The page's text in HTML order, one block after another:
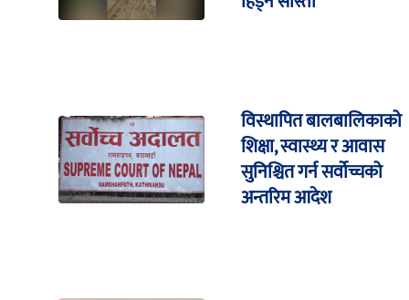
विस्थापित बालबालिकाको
शिक्षा, स्वास्थ्य र आवास
सुनिश्चित गर्न सर्वोच्चको
अन्तरिम आदेश